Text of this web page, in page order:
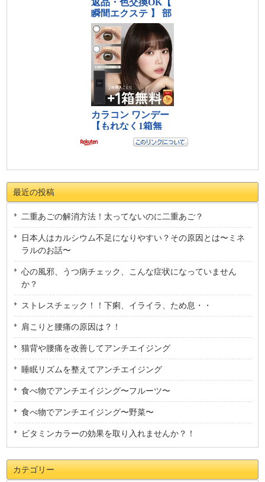
最近の投稿
二重あごの解消方法！太ってないのに二重あご？
日本人はカルシウム不足になりやすい？その原因とは〜ミネ
ラルのお話〜
心の風邪、うつ病チェック、こんな症状になっていません
か？
ストレスチェック！！下痢、イライラ、ため息・・
肩こりと腰痛の原因は？！
猫背や腰痛を改善してアンチエイジング
睡眠リズムを整えてアンチエイジング
食べ物でアンチエイジング〜フルーツ〜
食べ物でアンチエイジング〜野菜〜
ビタミンカラーの効果を取り入れませんか？！
カテゴリー